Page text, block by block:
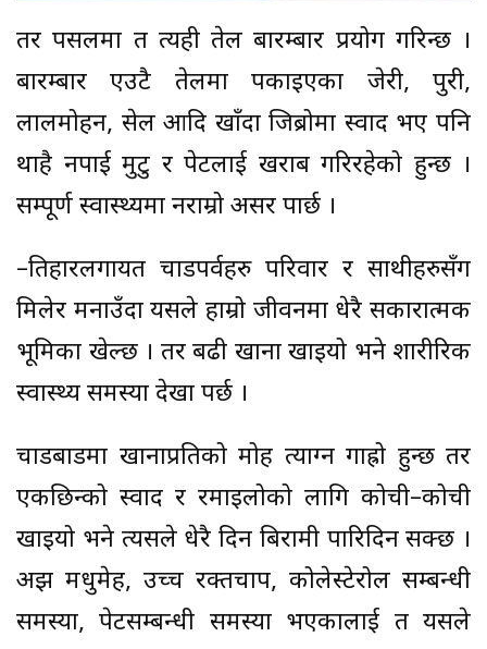
तर पसलमा त त्यही तेल बारम्बार प्रयोग गरिन्छ ।
बारम्बार एउटै तेलमा पकाइएका जेरी, पुरी,
लालमोहन, सेल आदि खाँदा जिब्रोमा स्वाद भए पनि
थाहै नपाई मुटु र पेटलाई खराब गरिरहेको हुन्छ ।
सम्पूर्ण स्वास्थ्यमा नराम्रो असर पार्छ ।
–तिहारलगायत चाडपर्वहरु परिवार र साथीहरुसँग
मिलेर मनाउँदा यसले हाम्रो जीवनमा धेरै सकारात्मक
भूमिका खेल्छ । तर बढी खाना खाइयो भने शारीरिक
स्वास्थ्य समस्या देखा पर्छ ।
चाडबाडमा खानाप्रतिको मोह त्याग्न गाह्रो हुन्छ तर
एकछिन्को स्वाद र रमाइलोको लागि कोची–कोची
खाइयो भने त्यसले धेरै दिन बिरामी पारिदिन सक्छ ।
अझ मधुमेह, उच्च रक्तचाप, कोलेस्टेरोल सम्बन्धी
समस्या, पेटसम्बन्धी समस्या भएकालाई त यसले